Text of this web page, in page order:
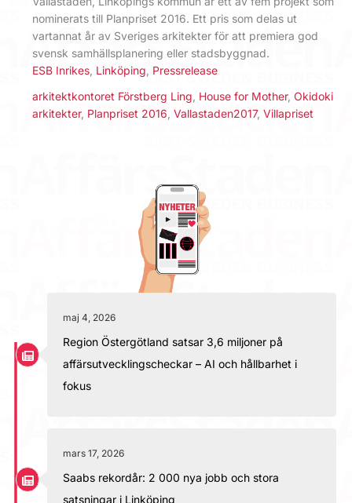
nominerats till Planpriset 2016. Ett pris som delas ut
vartannat år av Sveriges arkitekter för att premiera god
svensk samhällsplanering eller stadsbyggnad.
ESB Inrikes Linköping Pressrelease
arkitektkontoret Förstberg Ling House for Mother, Okidoki
arkitekter, Planpriset 2016 Vallastaden2017, Villapriset
maj 4, 2026
Region Östergötland satsar 3,6 miljoner på
affärsutvecklingscheckar – AI och hållbarhet i
fokus
mars 17, 2026
Saabs rekordår: 2 000 nya jobb och stora
satsningar i Linköping